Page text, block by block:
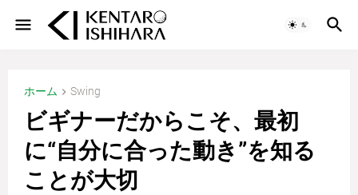
ホーム Swing
ビギナーだからこそ、最初
に“自分に合った動き”を知る
ことが大切